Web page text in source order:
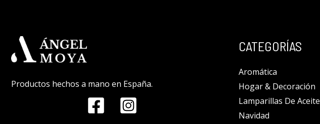
Productos hechos a mano en España.
CATEGORÍAS
Aromática
Hogar & Decoración
Lamparillas De Aceite
Navidad